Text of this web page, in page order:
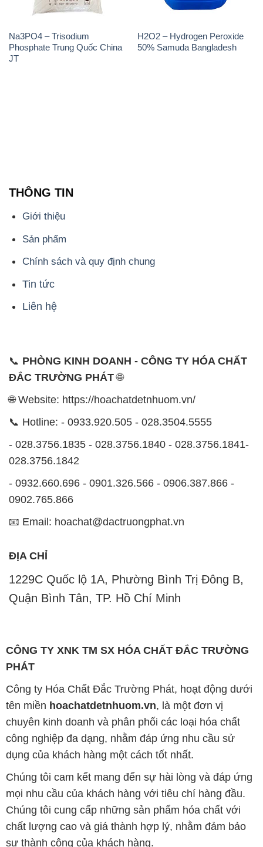
Na3PO4 – Trisodium
Phosphate Trung Quốc China
JT
H2O2 – Hydrogen Peroxide
50% Samuda Bangladesh
THÔNG TIN
Giới thiệu
Sản phẩm
Chính sách và quy định chung
Tin tức
Liên hệ
📞 PHÒNG KINH DOANH - CÔNG TY HÓA CHẤT
ĐẮC TRƯỜNG PHÁT🌐
🌐 Website: https://hoachatdetnhuom.vn/
📞 Hotline: - 0933.920.505 - 028.3504.5555
- 028.3756.1835 - 028.3756.1840 - 028.3756.1841-
028.3756.1842
- 0932.660.696 - 0901.326.566 - 0906.387.866 -
0902.765.866
📧 Email: hoachat@dactruongphat.vn
ĐỊA CHỈ
1229C Quốc lộ 1A, Phường Bình Trị Đông B,
Quận Bình Tân, TP. Hồ Chí Minh
CÔNG TY XNK TM SX HÓA CHẤT ĐẮC TRƯỜNG
PHÁT
Công ty Hóa Chất Đắc Trường Phát, hoạt động dưới
tên miền hoachatdetnhuom.vn, là một đơn vị
chuyên kinh doanh và phân phối các loại hóa chất
công nghiệp đa dạng, nhằm đáp ứng nhu cầu sử
dụng của khách hàng một cách tốt nhất.
Chúng tôi cam kết mang đến sự hài lòng và đáp ứng
mọi nhu cầu của khách hàng với tiêu chí hàng đầu.
Chúng tôi cung cấp những sản phẩm hóa chất với
chất lượng cao và giá thành hợp lý, nhằm đảm bảo
sự thành công của khách hàng.